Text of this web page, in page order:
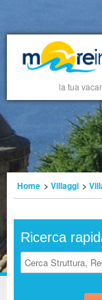
la tua
Home > Villaggi >
Ricerca